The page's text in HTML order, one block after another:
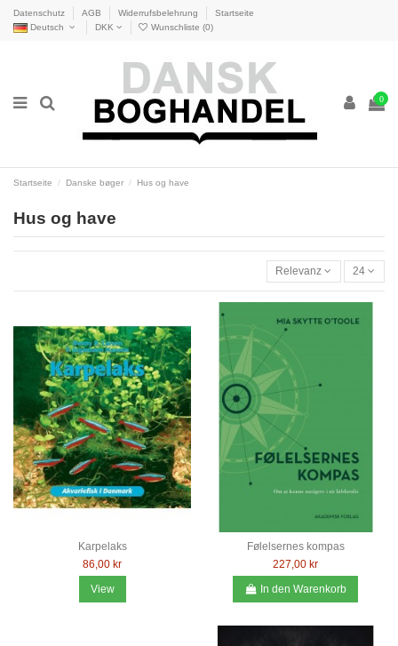
Datenschutz AGB Widerrufsbelehrung
Startseite
Deutsch
DKK Wunschliste (0)
0
Startseite Danske bøger Hus og have
Hus og have
Relevanz 24
Karpelaks
86,00 kr
View
Følelsernes kompas
227,00 kr
In den Warenkorb